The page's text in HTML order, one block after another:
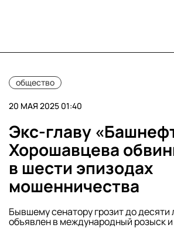
общество
20 МАЯ 2025 01:40
Экс-главу
Хорошавцева
в шести эпизодах
мошенничества
Бывшему сенатору грозит до десяти
объявлен в международный розыск